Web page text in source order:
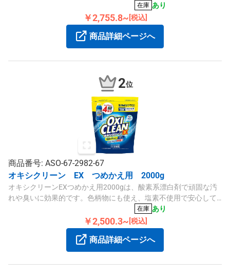
在庫 あり
￥2,755.8~ [税込]
商品詳細ページへ
2位
商品番号: ASO-67-2982-67
オキシクリーン EX つめかえ用 2000g
オキシクリーンEXつめかえ用2000gは、酸素系漂白剤で頑固な汚
れや臭いに効果的です。色柄物にも使え、塩素不使用で安心して
在庫 あり
￥2,500.3~ [税込]
商品詳細ページへ